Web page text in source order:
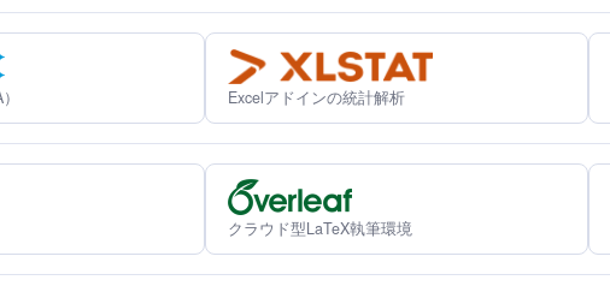
Excelアドインの統計解析
クラウド型LaTeX執筆環境